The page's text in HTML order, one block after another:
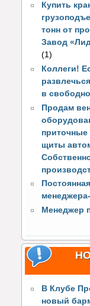
Купить
тонн от
Завод
(1)
Коллеги!
в
Продам
приточные
щиты
Менеджер
В Клубе
новый